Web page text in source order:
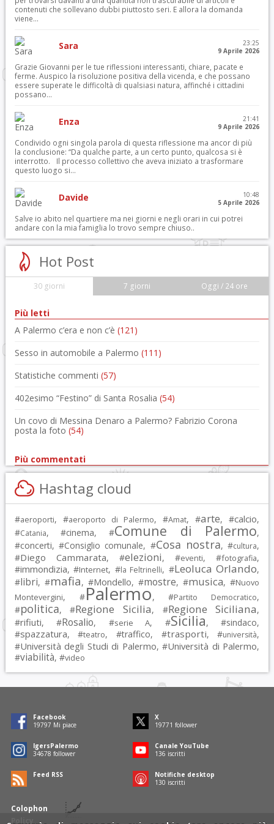
contenuti che sollevano dubbi piuttosto seri. E allora la domanda
viene...
Sara
23:25
9 Aprile 2026
Grazie Giovanni per le tue riflessioni interessanti, chiare, pacate e
ferme. Auspico la risoluzione positiva della vicenda, e che possano
essere superate le difficoltà di qualsiasi natura, affinché i cittadini
possano...
Enza
21:41
9 Aprile 2026
Condivido ogni singola parola di questa riflessione ma ancor di più
la conclusione: “Da qualche parte, a un certo punto, qualcosa si è
interrotto. Il processo collettivo che aveva iniziato a trasformare
questo luogo si...
Davide
10:48
5 Aprile 2026
Salve io abito nel quartiere ma nei giorni e negli orari in cui potrei
andare con la mia famiglia lo trovo sempre chiuso..
Hot Post
30 giorni 7 giorni Oggi / 24 ore
Più letti
A Palermo c’era e non c’è (121)
Sesso in automobile a Palermo (111)
Statistiche commenti (57)
402esimo “Festino” di Santa Rosalia (54)
Un covo di Messina Denaro a Palermo? Fabrizio Corona
posta la foto (54)
Più commentati
Hashtag cloud
#aeroporti, #aeroporto di Palermo, #Amat, #arte, #calcio,
#Catania, #cinema, #Comune di Palermo,
#concerti, #Consiglio comunale, #Cosa nostra, #cultura,
#Diego Cammarata, #elezioni, #eventi, #fotografia,
#immondizia, #Internet, #la Feltrinelli, #Leoluca Orlando,
#libri, #mafia, #Mondello, #mostre, #musica, #Nuovo
Montevergini, #Palermo, #Partito Democratico,
#politica, #Regione Sicilia, #Regione Siciliana,
#rifiuti, #Rosalio, #serie A, #Sicilia, #sindaco,
#spazzatura, #teatro, #traffico, #trasporti, #università,
#Università degli Studi di Palermo, #Università di Palermo,
#viabilità, #video
Colophon
Policy
Facebook
19797 Mi piace
X
19771 follower
IgersPalermo
34678 follower
Canale YouTube
136 iscritti
Feed RSS
Notifiche desktop
130 iscritti